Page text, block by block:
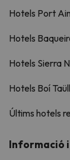
Hotels Port
Hotels
Hotels Sierra
Hotels Boí Taüll
Últims hotels
Informació